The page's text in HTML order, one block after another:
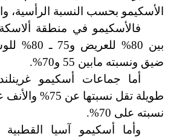
الأسكيمو بحسب النسبة الرأسية،
فالأسكيمو في منطقة
بين 80%
ضيق ونسبته مابين 55 و70%.
أما جماعات أسكيمو
طويلة تقل نسبتها
نسبته على 70%.
وأما أسكيمو آسيا